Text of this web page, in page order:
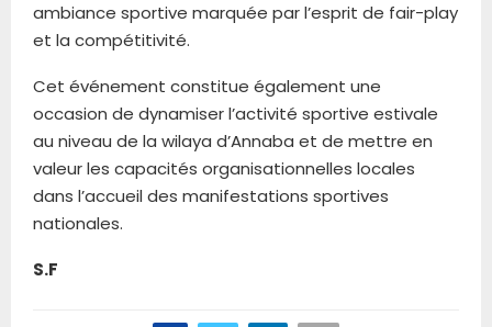
ambiance sportive marquée par l’esprit de fair-play
et la compétitivité.
Cet événement constitue également une
occasion de dynamiser l’activité sportive estivale
au niveau de la wilaya d’Annaba et de mettre en
valeur les capacités organisationnelles locales
dans l’accueil des manifestations sportives
nationales.
S.F